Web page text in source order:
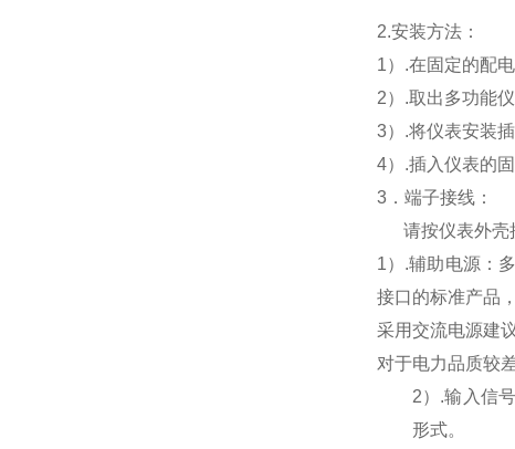
2.安装方法：
1）.在固定的配
2）.取出多功能
3）.将仪表安装
4）.插入仪表的
3 ．端子接线：
请按仪表外壳
1） .辅助电源：
接口的标准产品
采用交流电源建
对于电力品质较
2） .输入信
形式。